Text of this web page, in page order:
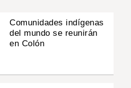
Comunidades indígenas
del mundo se reunirán
en Colón